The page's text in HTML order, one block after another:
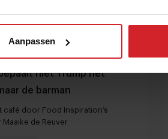
Aanpassen
niet Trump het
de barman
café door Food Inspiration’s
de Reuver